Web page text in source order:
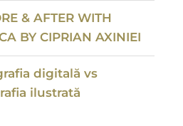
& AFTER WITH
BY CIPRIAN AXINIEI
digitală vs
ilustrată